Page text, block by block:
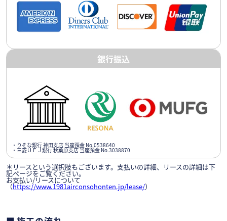
銀行振込
・りそな銀行 神田支店 当座預金 No.0538640
・三菱ＵＦＪ銀行 秋葉原支店 当座預金 No.3038870
＊リースという選択肢もございます。支払いの詳細、リースの詳細は下
記ページをご覧ください。
お支払い/リースについて
（https://www.1981airconsohonten.jp/lease/）